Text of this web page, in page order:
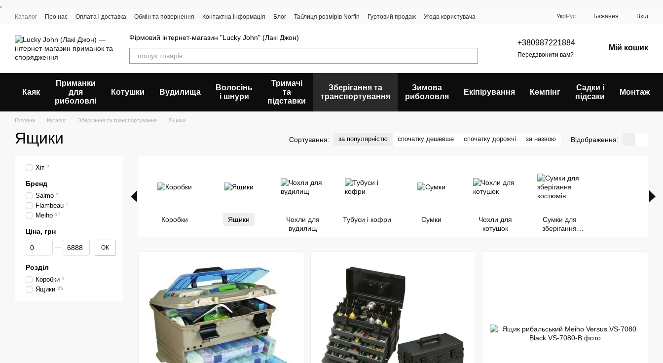
Перейти до основного контенту
Каталог Про нас Оплата і доставка Обмін та повернення Контактна інформація Блог Таблиця розмірів Norfin Гуртовий продаж
Угода користувача
УкрРус Бажання Вхід
Фірмовий інтернет-магазин "Lucky John" (Лакі Джон)
+380987221884
Передзвонити вам?
Мій кошик
Каяк
Приманки
для
риболовлі
Котушки Вудилища
Волосінь
і шнури
Тримачі
та
підставки
Зберігання та
транспортування
Зимова
риболовля
Екіпірування Кемпінг
Садки і
підсаки
Монтаж
Головна Каталог Зберігання та транспортування Ящики
Ящики Сортування: за популярністю спочатку дешевше спочатку дорожчі за назвою Відображення:
Коробки Ящики
Чохли для
вудилищ
Тубуси і кофри Сумки
Чохли для
котушок
Сумки для
зберігання
Хіт 2
Бренд
Salmo 1
Flambeau 7
Meiho 17
Ціна, грн
Від Ціна, грн
До Ціна, грн ОК
Розділ
Коробки 1
Ящики 25